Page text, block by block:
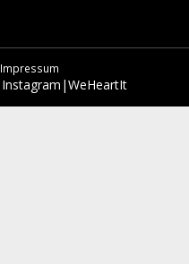
Impressum
Instagram |WeHeartIt